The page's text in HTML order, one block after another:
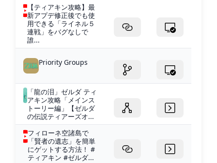
【ティアキン攻略】最
新アプデ修正後でも使
用できる「ライネル５
連戦」をバグなしで
誰...
Priority Groups
「龍の泪」ゼルダ ティ
アキン攻略「メインス
トーリー編」【ゼルダ
の伝説ティアーズオ...
フィローネ空諸島で
「賢者の遺志」を簡単
にゲットする方法！ #
ティアキン #ゼルダ...